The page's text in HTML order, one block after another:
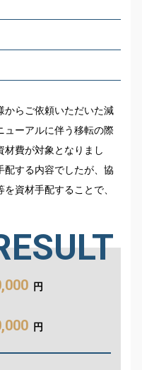
からご依頼いただいた減
ューアルに伴う移転の際
材費が対象となりまし
配する内容でしたが、協
資材手配することで、
円
円